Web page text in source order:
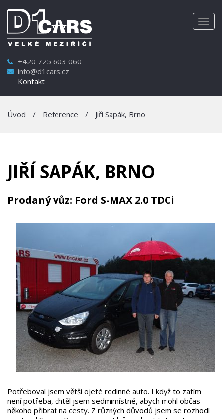
+420 725 603 060
info@d1cars.cz
Kontakt
Úvod / Reference / Jiří Sapák, Brno
JIŘÍ SAPÁK, BRNO
Prodaný vůz: Ford S-MAX 2.0 TDCi
Potřeboval jsem větší ojeté rodinné auto. I když to zatím
není potřeba, chtěl jsem sedmimístné, abych mohl občas
někoho přibrat na cesty. Z různých důvodů jsem se rozhodl